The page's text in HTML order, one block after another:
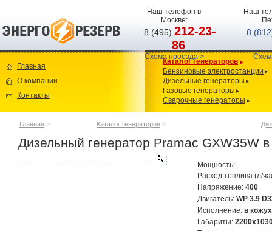
Наш телефон в
Москве:
8 (495)212-23-
86
Схема проезда >
Наш
8
Главная
О компании
Контакты
Каталог генераторов
Бензиновые электростанции
Дизельные генераторы
Газовые генераторы
Сварочные генераторы
Главная > Каталог генераторов >
Дизельный генератор Pramac GXW35W
Мощность:
Расход топлива (л/
Напряжение: 400
Двигатель: WP 3.9
Исполнение: в
Габариты: